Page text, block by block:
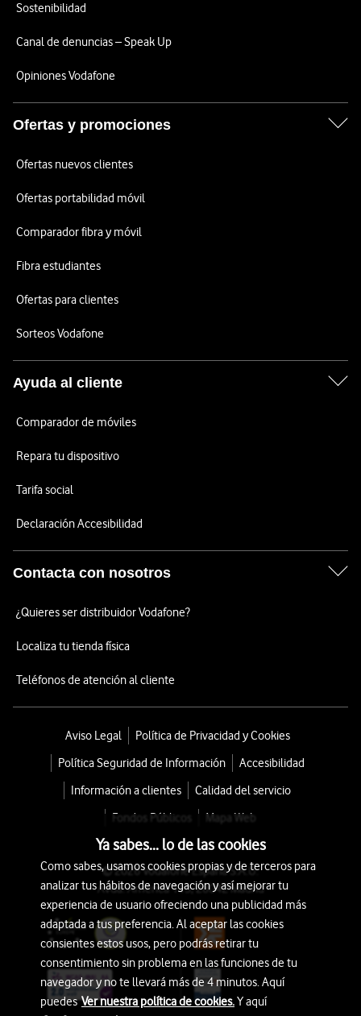
Sostenibilidad
Canal de denuncias – Speak Up
Opiniones Vodafone
Ofertas y promociones
Ofertas nuevos clientes
Ofertas portabilidad móvil
Comparador fibra y móvil
Fibra estudiantes
Ofertas para clientes
Sorteos Vodafone
Ayuda al cliente
Comparador de móviles
Repara tu dispositivo
Tarifa social
Declaración Accesibilidad
Contacta con nosotros
¿Quieres ser distribuidor Vodafone?
Localiza tu tienda física
Teléfonos de atención al cliente
Aviso Legal
Política de Privacidad y Cookies
Política Seguridad de Información
Accesibilidad
Información a clientes
Calidad del servicio
Fondos Públicos
Mapa Web
© 2026 Vodafone España S.A.U.
Avda. América 115, 28042 Madrid
Ya sabes... lo de las cookies
Como sabes, usamos cookies propias y de terceros para
analizar tus hábitos de navegación y así mejorar tu
experiencia de usuario ofreciendo una publicidad más
adaptada a tus preferencia. Al aceptar las cookies
consientes estos usos, pero podrás retirar tu
consentimiento sin problema en las funciones de tu
navegador y no te llevará más de 4 minutos. Aquí
puedesVer nuestra política de cookies.Y aquí